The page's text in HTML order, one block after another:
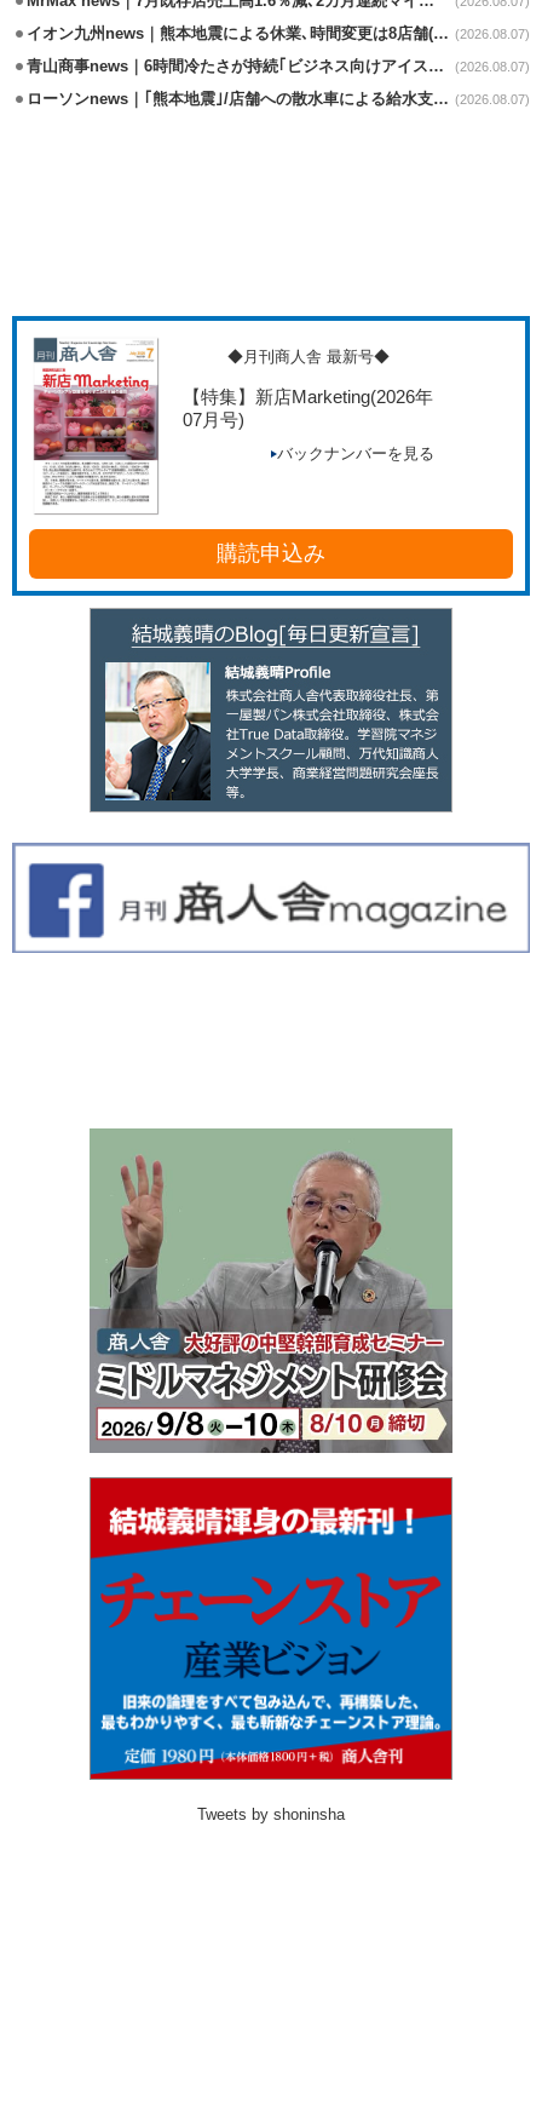
イオン九州news｜熊本地震による休業､時間変更は8店舗(8/7時点) (2026.08.07)
青山商事news｜6時間冷たさが持続｢ビジネス向けアイスベスト｣発売 (2026.08.07)
ローソンnews｜｢熊本地震｣/店舗への散水車による給水支援を開始 (2026.08.07)
◆月刊商人舎 最新号◆
【特集】新店Marketing(2026年
07月号)
バックナンバーを見る
購読申込み
Tweets by shoninsha